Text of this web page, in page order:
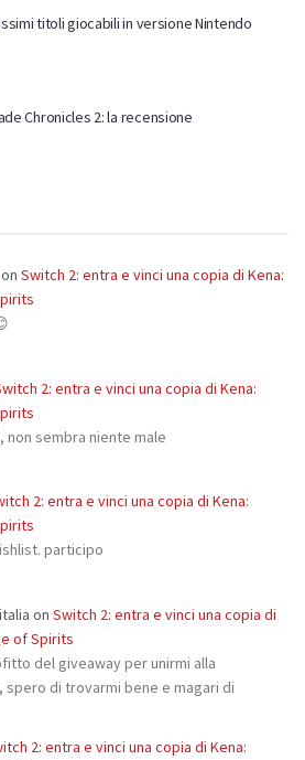
titoli giocabili in versione Nintendo
Chronicles 2: la recensione
on Switch 2: entra e vinci una copia di Kena:
2: entra e vinci una copia di Kena:
non sembra niente male
2: entra e vinci una copia di Kena:
participo
on Switch 2: entra e vinci una copia di
of Spirits
del giveaway per unirmi alla
spero di trovarmi bene e magari di
2: entra e vinci una copia di Kena: